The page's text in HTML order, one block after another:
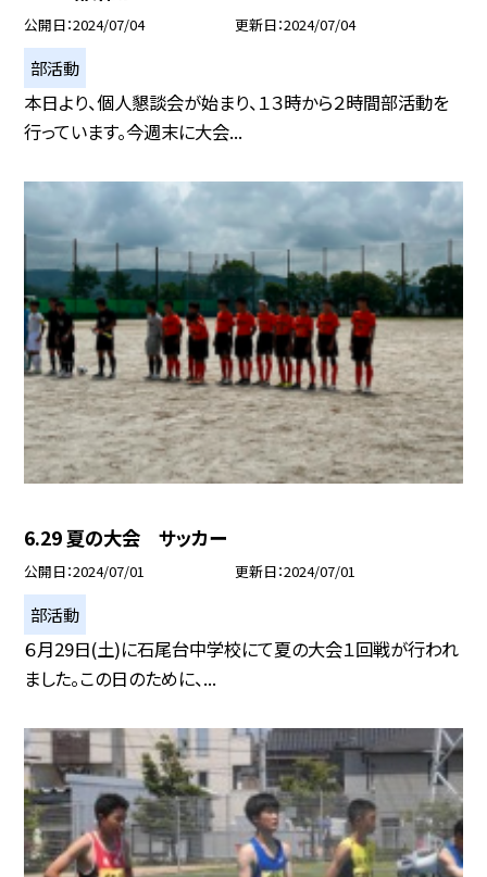
公開日 2024/07/04 更新日 2024/07/04
部活動
本日より、個人懇談会が始まり、１３時から２時間部活動を
行っています。今週末に大会...
6.29 夏の大会 サッカー
公開日 2024/07/01 更新日 2024/07/01
部活動
６月29日(土)に石尾台中学校にて夏の大会１回戦が行われ
ました。この日のために、...